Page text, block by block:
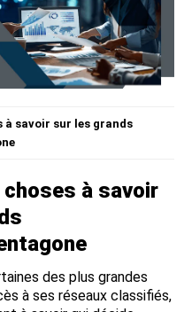
à savoir sur les grands
choses à savoir
des plus grandes
à ses réseaux classifiés,